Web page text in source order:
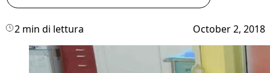
2 min di lettura October 2, 2018